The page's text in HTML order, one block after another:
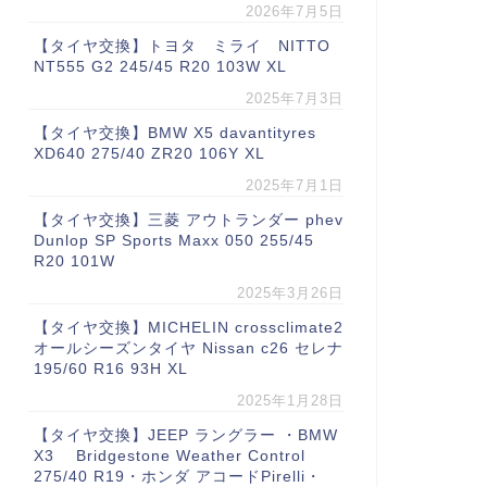
2026年7月5日
【タイヤ交換】トヨタ ミライ NITTO
NT555 G2 245/45 R20 103W XL
2025年7月3日
【タイヤ交換】BMW X5 davantityres
XD640 275/40 ZR20 106Y XL
2025年7月1日
【タイヤ交換】三菱 アウトランダー phev
Dunlop SP Sports Maxx 050 255/45
R20 101W
2025年3月26日
【タイヤ交換】MICHELIN crossclimate2
オールシーズンタイヤ Nissan c26 セレナ
195/60 R16 93H XL
2025年1月28日
【タイヤ交換】JEEP ラングラー ・BMW
X3 Bridgestone Weather Control
275/40 R19・ホンダ アコードPirelli・